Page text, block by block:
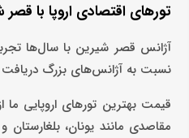
تورهای اقتصادی اروپا با
آژانس قصر شیرین با سال‌ها
نسبت به آژانس‌های بزرگ دریافت
مقاصدی مانند یونان،